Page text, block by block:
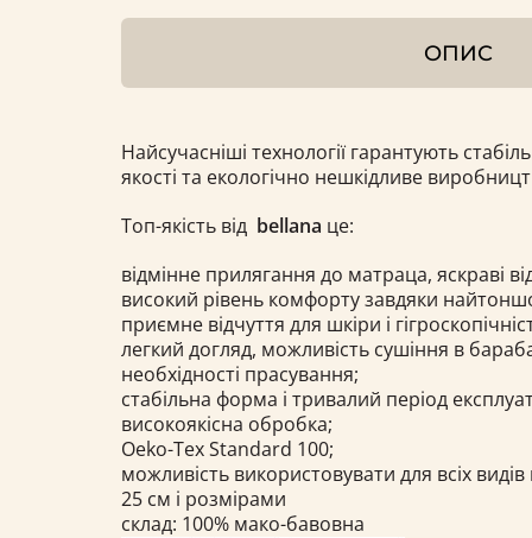
ОПИС
Найсучасніші технології гарантують
якості та екологічно нешкідливе
Топ-якість від bellana це:
відмінне прилягання до матраца, яскраві
високий рівень комфорту завдяки
приємне відчуття для шкіри і
легкий догляд, можливість сушіння в
необхідності прасування;
стабільна форма і тривалий період
високоякісна обробка;
Oeko-Tex Standard 100;
можливість використовувати для всіх
25 см і розмірами
склад: 100% мако-бавовна